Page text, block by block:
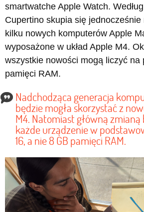
smartwatche Apple Watch.
Cupertino skupia się jednocześnie
kilku nowych komputerów Apple
wyposażone w układ Apple M4.
wszystkie nowości mogą liczyć na
pamięci RAM.
Nadchodząca generacja
będzie mogła skorzystać z
M4. Natomiast główną zmianą
każde urządzenie w
16, a nie 8 GB pamięci RAM.